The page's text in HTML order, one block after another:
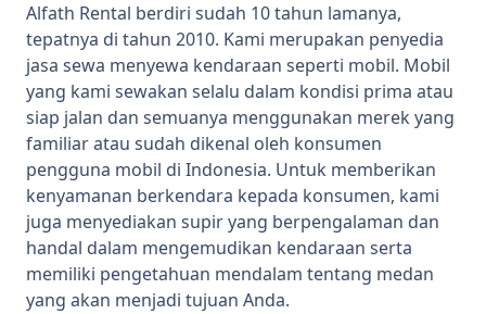
Alfath Rental berdiri sudah 10 tahun lamanya,
tepatnya di tahun 2010. Kami merupakan penyedia
jasa sewa menyewa kendaraan seperti mobil. Mobil
yang kami sewakan selalu dalam kondisi prima atau
siap jalan dan semuanya menggunakan merek yang
familiar atau sudah dikenal oleh konsumen
pengguna mobil di Indonesia. Untuk memberikan
kenyamanan berkendara kepada konsumen, kami
juga menyediakan supir yang berpengalaman dan
handal dalam mengemudikan kendaraan serta
memiliki pengetahuan mendalam tentang medan
yang akan menjadi tujuan Anda.